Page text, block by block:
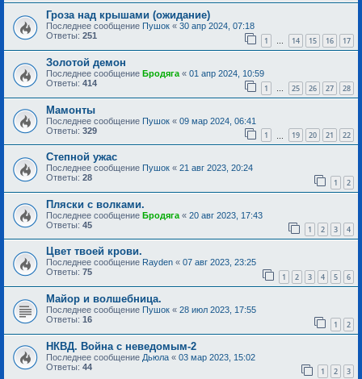
Гроза над крышами (ожидание)
Последнее сообщение Пушок « 30 апр 2024, 07:18
Ответы: 251 1 … 14 15 16 17
Золотой демон
Последнее сообщение Бродяга « 01 апр 2024, 10:59
Ответы: 414 1 25 26 27 28
Мамонты
Последнее сообщение Пушок « 09 мар 2024, 06:41
Ответы: 329 1 19 20 21 22
Степной ужас
Последнее сообщение Пушок « 21 авг 2023, 20:24
Ответы: 28 1 2
Пляски с волками.
Последнее сообщение Бродяга « 20 авг 2023, 17:43
Ответы: 45 1 2 3 4
Цвет твоей крови.
Последнее сообщение Rayden « 07 авг 2023, 23:25
Ответы: 75 1 2 3 4 5 6
Майор и волшебница.
Последнее сообщение Пушок « 28 июл 2023, 17:55
Ответы: 16 1 2
НКВД. Война с неведомым-2
Последнее сообщение Дьюла « 03 мар 2023, 15:02
Ответы: 44 1 2 3